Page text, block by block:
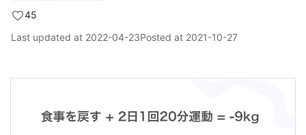
45
Last updated at 2022-04-23Posted at 2021-10-27